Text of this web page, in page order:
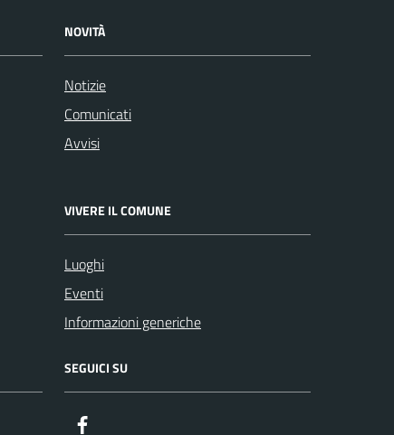
NOVITÀ
Notizie
Comunicati
Avvisi
VIVERE IL COMUNE
Luoghi
Eventi
Informazioni generiche
SEGUICI SU